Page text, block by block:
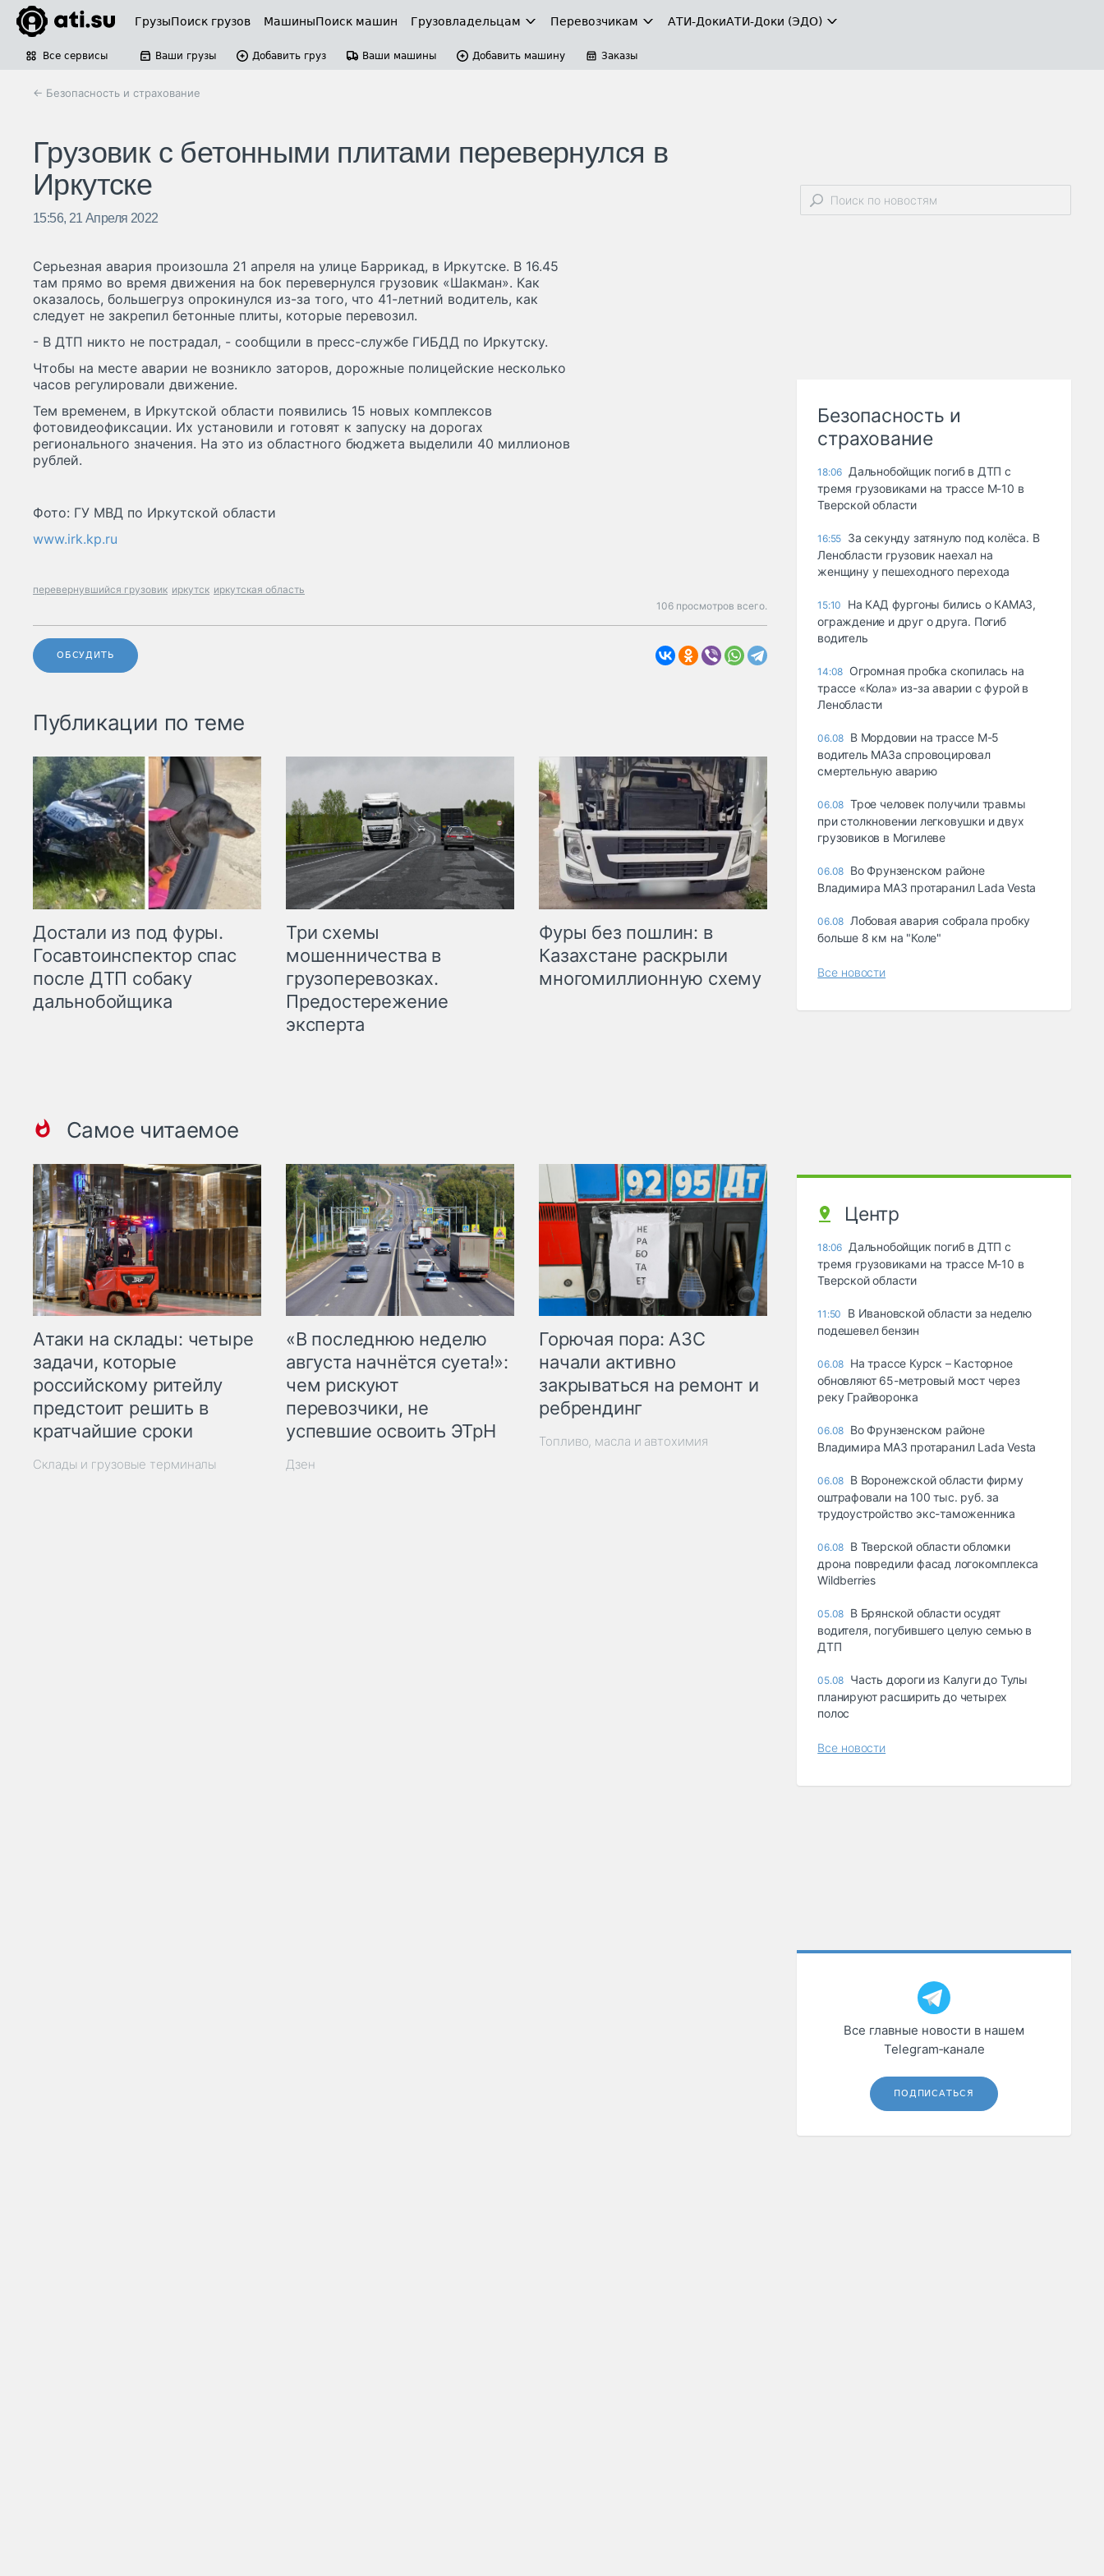
ГрузыПоиск грузов МашиныПоиск машин Грузовладельцам Перевозчикам АТИ-ДокиАТИ-Доки (ЭДО)
Все сервисы Ваши грузы Добавить груз Ваши машины Добавить машину Заказы
← Безопасность и страхование
Грузовик с бетонными плитами перевернулся в
Иркутске
15:56, 21 Апреля 2022
Серьезная авария произошла 21 апреля на улице Баррикад, в Иркутске. В 16.45
там прямо во время движения на бок перевернулся грузовик «Шакман». Как
оказалось, большегруз опрокинулся из-за того, что 41-летний водитель, как
следует не закрепил бетонные плиты, которые перевозил.
- В ДТП никто не пострадал, - сообщили в пресс-службе ГИБДД по Иркутску.
Чтобы на месте аварии не возникло заторов, дорожные полицейские несколько
часов регулировали движение.
Тем временем, в Иркутской области появились 15 новых комплексов
фотовидеофиксации. Их установили и готовят к запуску на дорогах
регионального значения. На это из областного бюджета выделили 40 миллионов
рублей.
Фото: ГУ МВД по Иркутской области
www.irk.kp.ru
перевернувшийся грузовик иркутск иркутская область
106 просмотров всего.
ОБСУДИТЬ
Публикации по теме
Достали из под фуры.
Госавтоинспектор спас
после ДТП собаку
дальнобойщика
Три схемы
мошенничества в
грузоперевозках.
Предостережение
эксперта
Фуры без пошлин: в
Казахстане раскрыли
многомиллионную схему
Самое читаемое
Атаки на склады: четыре
задачи, которые
российскому ритейлу
предстоит решить в
кратчайшие сроки
Склады и грузовые терминалы
«В последнюю неделю
августа начнётся суета!»:
чем рискуют
перевозчики, не
успевшие освоить ЭТрН
Дзен
Горючая пора: АЗС
начали активно
закрываться на ремонт и
ребрендинг
Топливо, масла и автохимия
Безопасность и
страхование
18:06 Дальнобойщик погиб в ДТП с
тремя грузовиками на трассе М-10 в
Тверской области
16:55 За секунду затянуло под колёса. В
Ленобласти грузовик наехал на
женщину у пешеходного перехода
15:10
На КАД фургоны бились о КАМАЗ,
ограждение и друг о друга. Погиб
водитель
14:08 Огромная пробка скопилась на
трассе «Кола» из-за аварии с фурой в
Ленобласти
06.08 В Мордовии на трассе М-5
водитель МАЗа спровоцировал
смертельную аварию
06.08 Трое человек получили травмы
при столкновении легковушки и двух
грузовиков в Могилеве
06.08 Во Фрунзенском районе
Владимира МАЗ протаранил Lada Vesta
06.08 Лобовая авария собрала пробку
больше 8 км на "Коле"
Все новости
Центр
18:06 Дальнобойщик погиб в ДТП с
тремя грузовиками на трассе М-10 в
Тверской области
11:50
В Ивановской области за неделю
подешевел бензин
06.08 На трассе Курск – Касторное
обновляют 65-метровый мост через
реку Грайворонка
06.08 Во Фрунзенском районе
Владимира МАЗ протаранил Lada Vesta
06.08 В Воронежской области фирму
оштрафовали на 100 тыс. руб. за
трудоустройство экс-таможенника
06.08 В Тверской области обломки
дрона повредили фасад логокомплекса
Wildberries
05.08 В Брянской области осудят
водителя, погубившего целую семью в
ДТП
05.08 Часть дороги из Калуги до Тулы
планируют расширить до четырех
полос
Все новости
Все главные новости в нашем
Telegram‑канале
ПОДПИСАТЬСЯ